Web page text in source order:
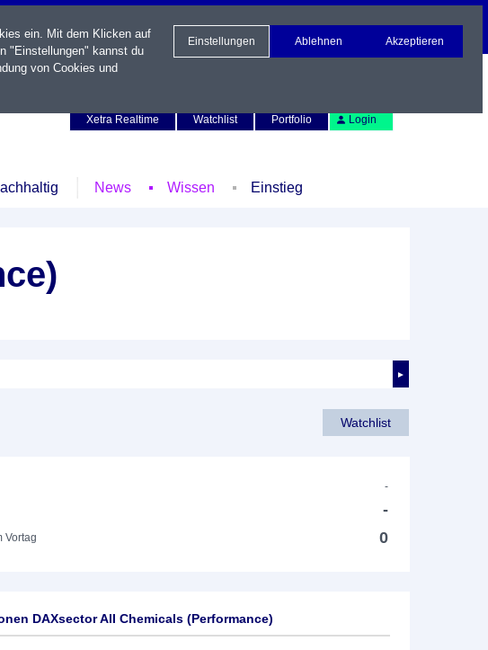
Xetra Realtime
Watchlist Portfolio Login
News Wissen Einstieg
►
Watchlist
-
-
Vortag 0
DAXsector All Chemicals (Performance)
ein. Mit dem Klicken auf
"Einstellungen" kannst du
von Cookies und
Einstellungen Ablehnen Akzeptieren